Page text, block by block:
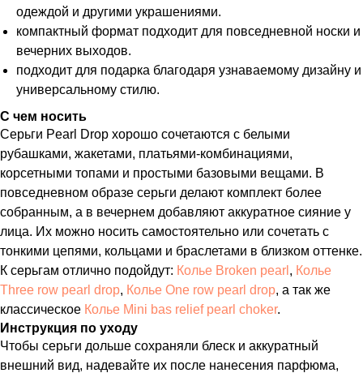
одеждой и другими украшениями.
компактный формат подходит для повседневной носки и
вечерних выходов.
подходит для подарка благодаря узнаваемому дизайну и
универсальному стилю.
С чем носить
Серьги Pearl Drop хорошо сочетаются с белыми
рубашками, жакетами, платьями-комбинациями,
корсетными топами и простыми базовыми вещами. В
повседневном образе серьги делают комплект более
собранным, а в вечернем добавляют аккуратное сияние у
лица. Их можно носить самостоятельно или сочетать с
тонкими цепями, кольцами и браслетами в близком оттенке.
К серьгам отлично подойдут: Колье Broken pearl , Колье
Three row pearl drop, Колье One row pearl drop, а так же
классическое Колье Mini bas relief pearl choker.
Инструкция по уходу
Чтобы серьги дольше сохраняли блеск и аккуратный
внешний вид, надевайте их после нанесения парфюма,